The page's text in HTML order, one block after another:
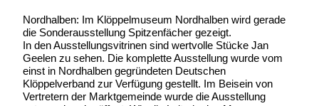
Nordhalben: Im Klöppelmuseum Nordhalben wird gerade
die Sonderausstellung Spitzenfächer gezeigt.
In den Ausstellungsvitrinen sind wertvolle Stücke Jan
Geelen zu sehen. Die komplette Ausstellung wurde vom
einst in Nordhalben gegründeten Deutschen
Klöppelverband zur Verfügung gestellt. Im Beisein von
Vertretern der Marktgemeinde wurde die Ausstellung